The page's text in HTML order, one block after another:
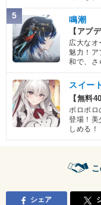
5 鳴潮
【アプ
広大な
魅力！ア
和で、さ
スイー
【無料
ボロボ
登場！美
しめる！
シェア